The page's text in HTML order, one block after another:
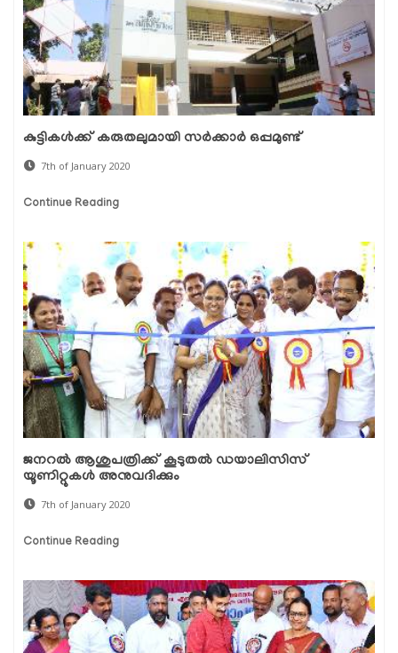
കുട്ടികള്‍ക്ക് കരുതലുമായി സര്‍ക്കാര്‍ ഒപ്പമുണ്ട്
7th of January 2020
Continue Reading
ജനറല്‍ ആശുപത്രിക്ക് കൂടുതല്‍ ഡയാലിസിസ്
യൂണിറ്റുകള്‍ അനുവദിക്കും
7th of January 2020
Continue Reading